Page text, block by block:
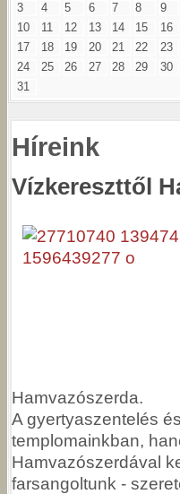
3
4 5 6 7 8
9
10
11 12 13 14 15
16
17
18 19 20 21 22
23
24
25 26 27 28 29
30
31
Híreink
Vízkereszttől
Hamvazószerda.
A gyertyaszentelés
templomainkban,
Hamvazószerdával
farsangoltunk -